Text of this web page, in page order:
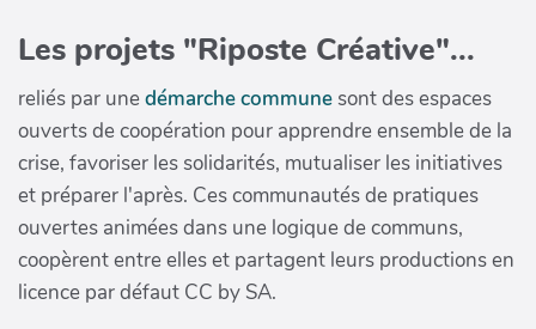
Les projets "Riposte Créative"...
reliés par unedémarche communesont des espaces
ouverts de coopération pour apprendre ensemble de la
crise, favoriser les solidarités, mutualiser les initiatives
et préparer l'après. Ces communautés de pratiques
ouvertes animées dans une logique de communs,
coopèrent entre elles et partagent leurs productions en
licence par défaut CC by SA.